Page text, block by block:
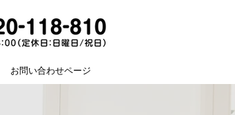
お問い合わせページ